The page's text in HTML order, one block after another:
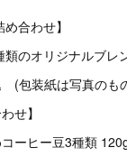
合わせ】
類のオリジナルブ
(包装紙は写真の
わせ】
ーヒー豆3種類